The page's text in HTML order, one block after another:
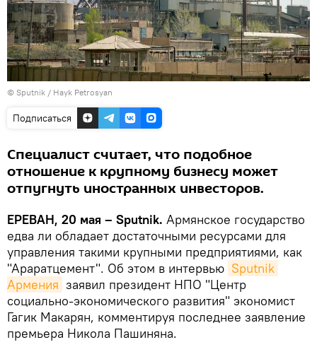
© Sputnik / Hayk Petrosyan
Подписаться
Специалист считает, что подобное
отношение к крупному бизнесу может
отпугнуть иностранных инвесторов.
ЕРЕВАН, 20 мая – Sputnik. Армянское государство
едва ли обладает достаточными ресурсами для
управления такими крупными предприятиями, как
"Араратцемент". Об этом в интервью Sputnik
Армения заявил президент НПО "Центр
социально-экономического развития" экономист
Гагик Макарян, комментируя последнее заявление
премьера Никола Пашиняна.